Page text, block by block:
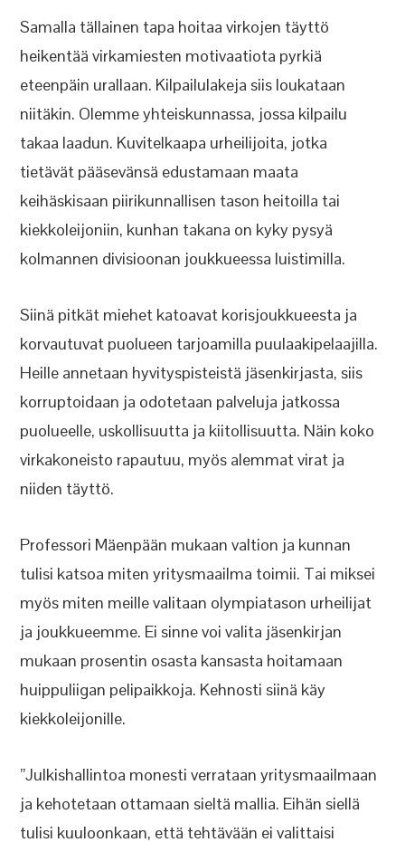
Samalla tällainen tapa hoitaa virkojen täyttö
heikentää virkamiesten motivaatiota pyrkiä
eteenpäin urallaan. Kilpailulakeja siis loukataan
niitäkin. Olemme yhteiskunnassa, jossa kilpailu
takaa laadun. Kuvitelkaapa urheilijoita, jotka
tietävät pääsevänsä edustamaan maata
keihäskisaan piirikunnallisen tason heitoilla tai
kiekkoleijoniin, kunhan takana on kyky pysyä
kolmannen divisioonan joukkueessa luistimilla.
Siinä pitkät miehet katoavat korisjoukkueesta ja
korvautuvat puolueen tarjoamilla puulaakipelaajilla.
Heille annetaan hyvityspisteistä jäsenkirjasta, siis
korruptoidaan ja odotetaan palveluja jatkossa
puolueelle, uskollisuutta ja kiitollisuutta. Näin koko
virkakoneisto rapautuu, myös alemmat virat ja
niiden täyttö.
Professori Mäenpään mukaan valtion ja kunnan
tulisi katsoa miten yritysmaailma toimii. Tai miksei
myös miten meille valitaan olympiatason urheilijat
ja joukkueemme. Ei sinne voi valita jäsenkirjan
mukaan prosentin osasta kansasta hoitamaan
huippuliigan pelipaikkoja. Kehnosti siinä käy
kiekkoleijonille.
”Julkishallintoa monesti verrataan yritysmaailmaan
ja kehotetaan ottamaan sieltä mallia. Eihän siellä
tulisi kuuloonkaan, että tehtävään ei valittaisi